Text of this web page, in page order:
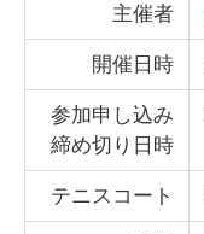
主催者
開催日時
参加申し込み
締め切り日時
テニスコート